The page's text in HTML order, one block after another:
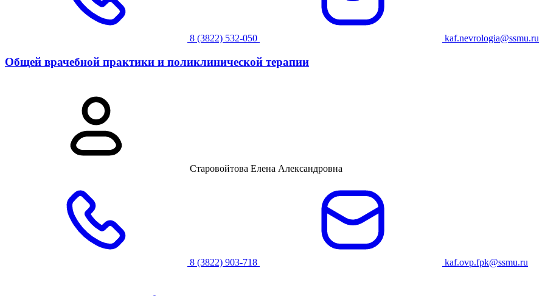
8 (3822) 532-050 kaf.nevrologia@ssmu.ru
Общей врачебной практики и поликлинической терапии
Старовойтова Елена Александровна
8 (3822) 903-718 kaf.ovp.fpk@ssmu.ru